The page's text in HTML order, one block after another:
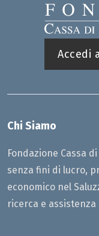
Accedi
Chi Siamo
Fondazione Cassa
senza fini di lucro,
economico nel
ricerca e assistenza